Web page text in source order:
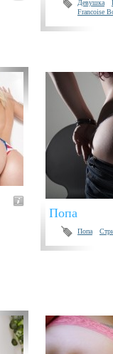
Девушка
Francoise
Попа
Попа